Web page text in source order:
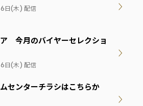
日(木) 配信
今月のバイヤーセレクショ
日(木) 配信
センターチラシはこちらか